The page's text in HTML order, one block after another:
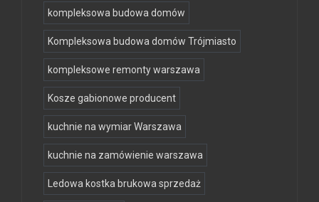
kompleksowa budowa domów
Kompleksowa budowa domów Trójmiasto
kompleksowe remonty warszawa
Kosze gabionowe producent
kuchnie na wymiar Warszawa
kuchnie na zamówienie warszawa
Ledowa kostka brukowa sprzedaż